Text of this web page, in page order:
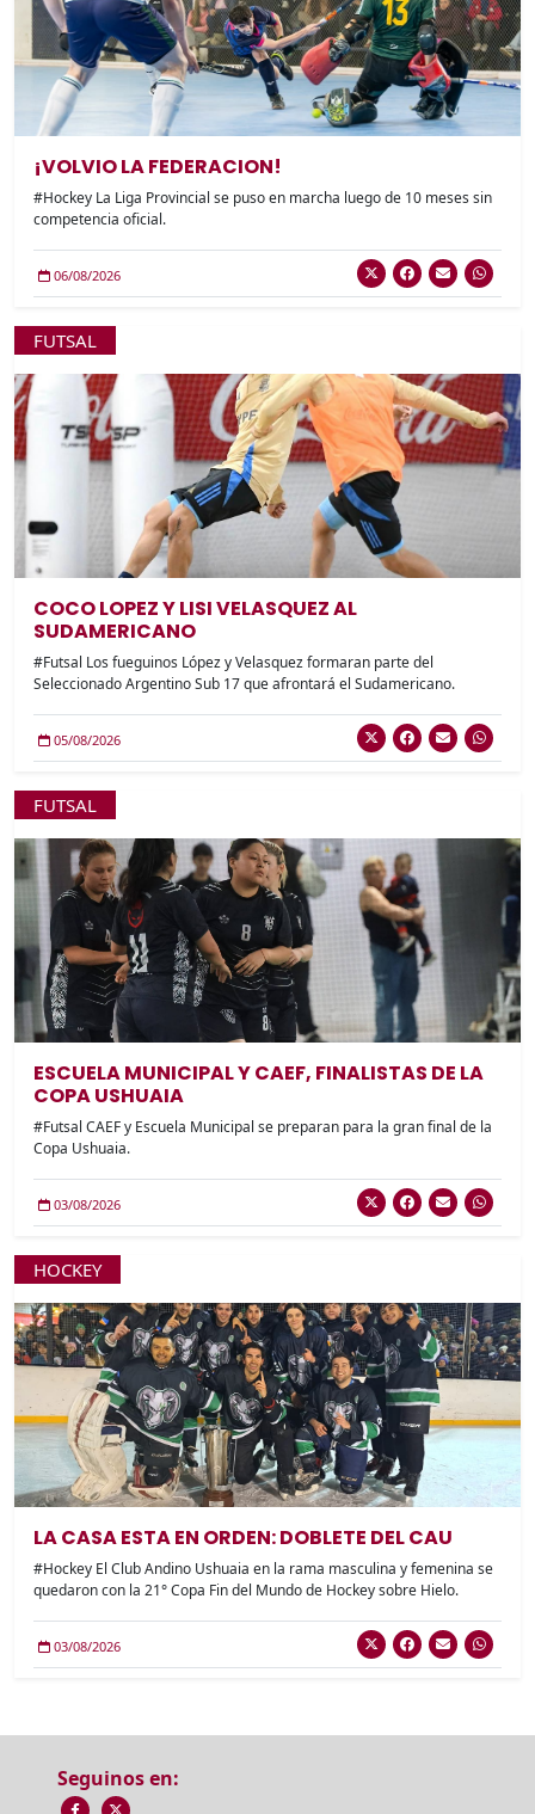
¡VOLVIO LA FEDERACION!
#Hockey La Liga Provincial se puso en marcha luego de 10 meses sin
competencia oficial.
06/08/2026
FUTSAL
COCO LOPEZ Y LISI VELASQUEZ AL
SUDAMERICANO
#Futsal Los fueguinos López y Velasquez formaran parte del
Seleccionado Argentino Sub 17 que afrontará el Sudamericano.
05/08/2026
FUTSAL
ESCUELA MUNICIPAL Y CAEF, FINALISTAS DE LA
COPA USHUAIA
#Futsal CAEF y Escuela Municipal se preparan para la gran final de la
Copa Ushuaia.
03/08/2026
HOCKEY
LA CASA ESTA EN ORDEN: DOBLETE DEL CAU
#Hockey El Club Andino Ushuaia en la rama masculina y femenina se
quedaron con la 21° Copa Fin del Mundo de Hockey sobre Hielo.
03/08/2026
Seguinos en: